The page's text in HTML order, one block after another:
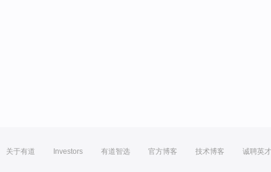
关于有道 Investors 有道智选 官方博客 技术博客 诚聘英才